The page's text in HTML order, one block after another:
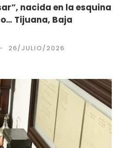
nacida en la esquina
Tijuana, Baja
26/JULIO/2026